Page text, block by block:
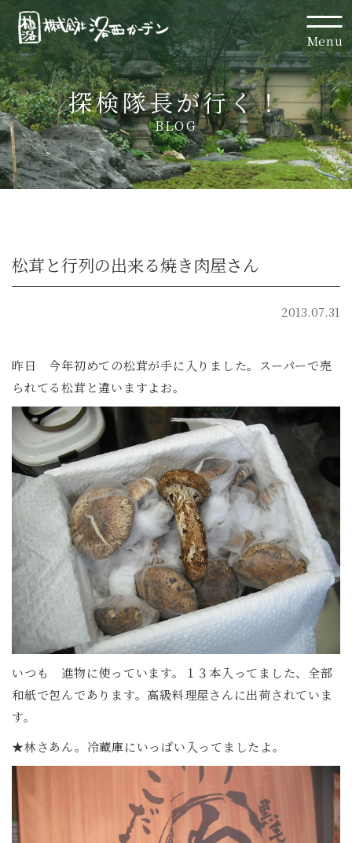
Menu
探検隊長が行く！
BLOG
松茸と行列の出来る焼き肉屋さん
2013.07.31
昨日 今年初めての松茸が手に入りました。スーパーで売
られてる松茸と違いますよお。
いつも 進物に使っています。１３本入ってました、全部
和紙で包んであります。高級料理屋さんに出荷されていま
す。
★林さあん。冷蔵庫にいっぱい入ってましたよ。